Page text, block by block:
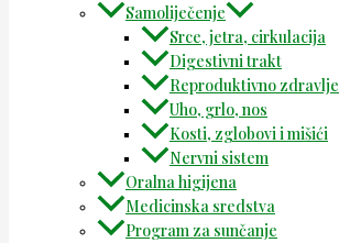
Samoliječenje
Srce, jetra, cirkulacija
Digestivni trakt
Reproduktivno zdravlje
Uho, grlo, nos
Kosti, zglobovi i mišići
Nervni sistem
Oralna higijena
Medicinska sredstva
Program za sunčanje